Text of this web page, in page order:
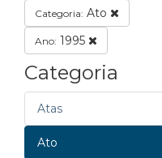
Categoria: Ato
Ano: 1995
Categoria
Atas
Ato